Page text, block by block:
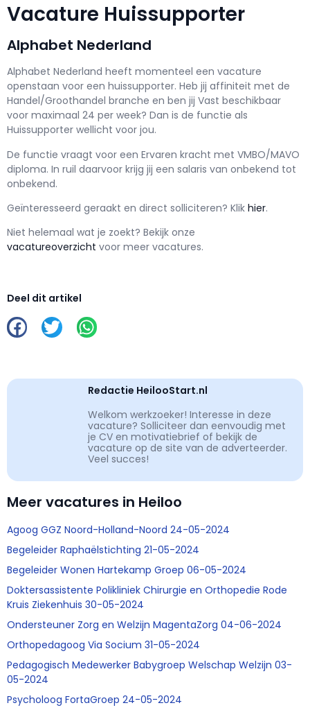
Vacature Huissupporter
Alphabet Nederland
Alphabet Nederland heeft momenteel een vacature
openstaan voor een huissupporter. Heb jij affiniteit met de
Handel/Groothandel branche en ben jij Vast beschikbaar
voor maximaal 24 per week? Dan is de functie als
Huissupporter wellicht voor jou.
De functie vraagt voor een Ervaren kracht met VMBO/MAVO
diploma. In ruil daarvoor krijg jij een salaris van onbekend tot
onbekend.
Geïnteresseerd geraakt en direct solliciteren? Klik hier.
Niet helemaal wat je zoekt? Bekijk onze
vacatureoverzicht voor meer vacatures.
Deel dit artikel
Redactie HeilooStart.nl
Welkom werkzoeker! Interesse in deze
vacature? Solliciteer dan eenvoudig met
je CV en motivatiebrief of bekijk de
vacature op de site van de adverteerder.
Veel succes!
Meer vacatures in Heiloo
Agoog GGZ Noord-Holland-Noord 24-05-2024
Begeleider Raphaëlstichting 21-05-2024
Begeleider Wonen Hartekamp Groep 06-05-2024
Doktersassistente Polikliniek Chirurgie en Orthopedie Rode
Kruis Ziekenhuis 30-05-2024
Ondersteuner Zorg en Welzijn MagentaZorg 04-06-2024
Orthopedagoog Via Socium 31-05-2024
Pedagogisch Medewerker Babygroep Welschap Welzijn 03-
05-2024
Psycholoog FortaGroep 24-05-2024